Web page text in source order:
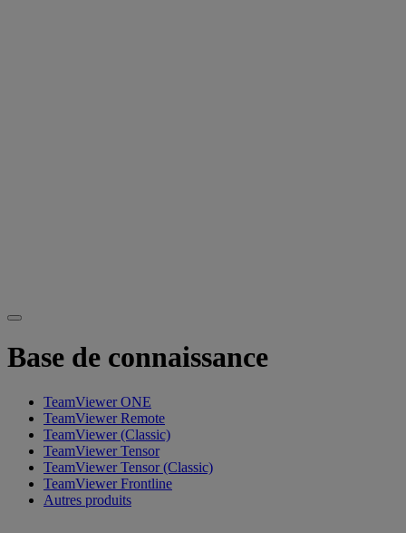
Base de connaissance
TeamViewer ONE
TeamViewer Remote
TeamViewer (Classic)
TeamViewer Tensor
TeamViewer Tensor (Classic)
TeamViewer Frontline
Autres produits